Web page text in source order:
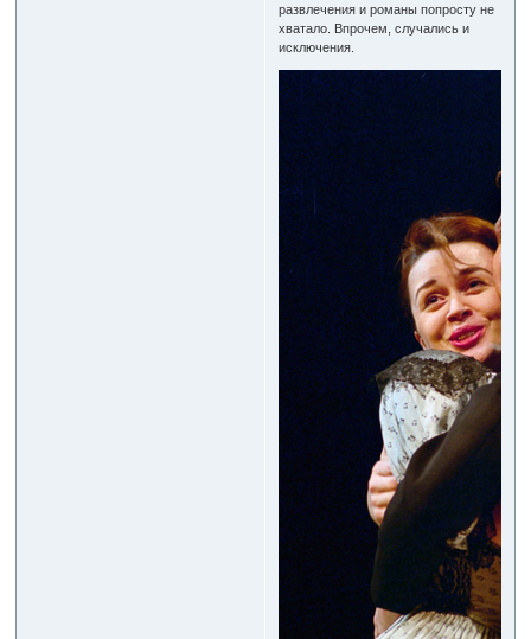
развлечения и романы попросту не
хватало. Впрочем, случались и
исключения.